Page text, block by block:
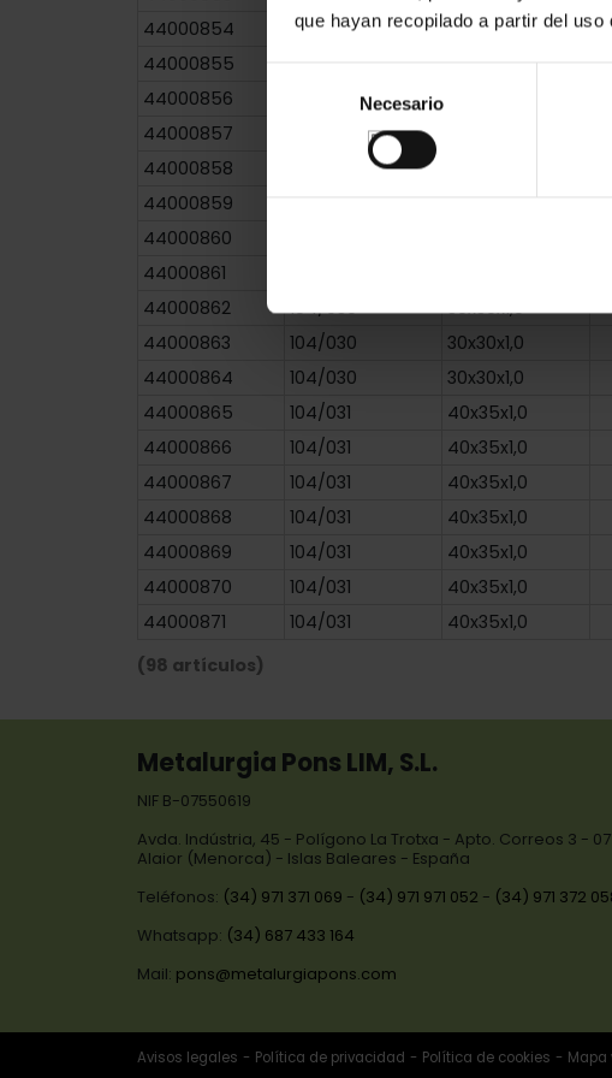
que hayan recopilado a partir del
consentimiento
Necesario
44000854
104/029
25x25x1,0
44000855
44000856
44000857
44000858
44000859
44000860
44000861
44000862
104/030
30x30x1,0
44000863
104/030
30x30x1,0
44000864
104/030
30x30x1,0
44000865
104/031
40x35x1,0
44000866
104/031
40x35x1,0
44000867
104/031
40x35x1,0
44000868
104/031
40x35x1,0
44000869
104/031
40x35x1,0
44000870
104/031
40x35x1,0
44000871
104/031
40x35x1,0
(98 artículos)
Metalurgia Pons LIM, S.L.
NIF B-07550619
Avda. Indústria, 45 - Polígono La Trotxa - Apto. Correos 3 -
Alaior (Menorca) - Islas Baleares - España
Teléfonos: (34) 971 371 069 - (34) 971 971 052 - (34) 971 372
Whatsapp: (34) 687 433 164
Mail: pons@metalurgiapons.com
Avisos legales Política de privacidad Política de cookies Mapa